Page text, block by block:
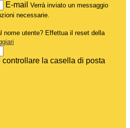
E-mail Verrà inviato un messaggio
necessarie.
nome utente? Effettua il reset della
la casella di posta